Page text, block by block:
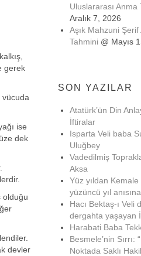
gerek
vücuda
ise
dek
olduğu
devler
Uluslararası Anma
Aralık 7, 2026
Aşık Mahzuni
Tahmini @ Mayıs
SON YAZILAR
Atatürk’ün Din
İftiralar
Isparta Veli baba
Uluğbey
Vadedilmiş
Aksa
Yüz yıldan Kemale
yüzüncü yıl anısına
Hacı Bektaş-ı Veli
dergahta yaşayan
Harabati Baba
Besmele’nin Sırrı:
Noktada Saklı